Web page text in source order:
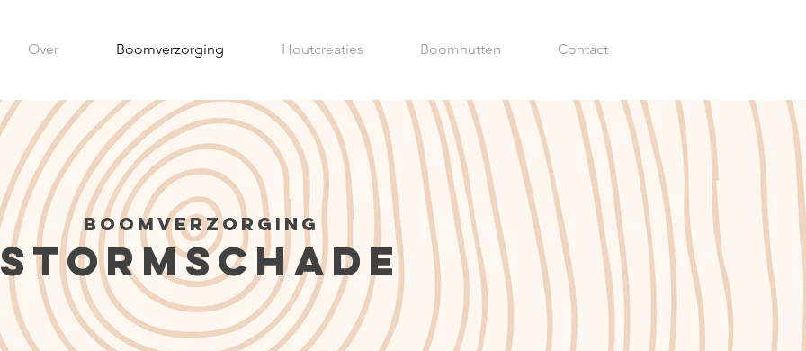
Over Boomverzorging Houtcreaties Boomhutten Contact
boomverzorging
stormschade